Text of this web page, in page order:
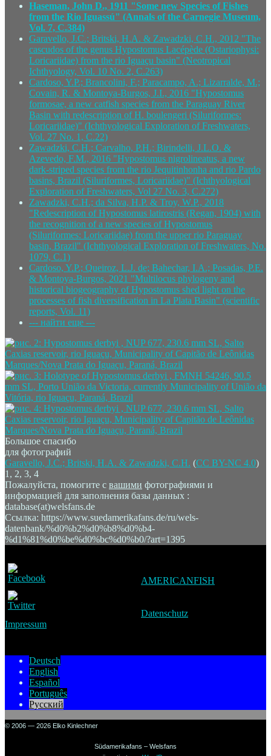
Haseman, John D., 1911 "Some new Species of Fishes
from the Rio Iguassú" (Annals of the Carnegie Museum,
Vol. 7, C.384)
Garavello, J.C.; Britski, H.A. & Zawadzki, C.H., 2012 "The
cascudos of the genus Hypostomus Lacépède (Ostariophysi:
Loricariidae) from the rio Iguaçu basin" (Neotropical
Ichthyology, Vol. 10 No. 2, C.263)
Cardoso, Y.P.; Brancolini, F.; Paracampo, A.; Lizarralde, M.;
Covain, R. & Montoya-Burgos, J.I., 2016 "Hypostomus
formosae, a new catfish species from the Paraguay River
Basin with redescription of H. boulengeri (Siluriformes:
Loricariidae)" (Ichthyological Exploration of Freshwaters,
Vol. 27 No. 1, C.22)
Zawadzki, C.H.; Carvalho, P.H.; Birindelli, J.L.O. &
Azevedo, F.M., 2016 "Hypostomus nigrolineatus, a new
dark-striped species from the rio Jequitinhonha and rio Pardo
basins, Brazil (Siluriformes, Loricariidae)" (Ichthyological
Exploration of Freshwaters, Vol 27 No. 3, C.272)
Zawadzki, C.H.; da Silva, H.P. & Troy, W.P., 2018
"Redescription of Hypostomus latirostris (Regan, 1904) with
the recognition of a new species of Hypostomus
(Siluriformes: Loricariidae) from the upper rio Paraguay
basin, Brazil" (Ichthyological Exploration of Freshwaters, No.
1079, C.1)
Cardoso, Y.P.; Queiroz, L.J. de; Bahechar, I.A.; Posadas, P.E.
& Montoya-Burgos, 2021 "Multilocus phylogeny and
historical biogeography of Hypostomus shed light on the
processes of fish diversification in La Plata Basin" (scientific
reports, Vol. 11)
--- найти еще ---
Большое спасибо
для фотографий
Garavello, J.C.; Britski, H.A. & Zawadzki, C.H. (CC BY-NC 4.0)
1, 2, 3, 4
Пожалуйста, помогите с вашими фотографиями и
информацией для заполнения базы данных :
database(at)welsfans.de
Ссылка: https://www.suedamerikafans.de/ru/wels-
datenbank/%d0%b2%d0%b8%d0%b4-
%d1%81%d0%be%d0%bc%d0%b0/?art=1395
AMERICANFISH
Datenschutz
Impressum
Deutsch
English
Español
Português
Русский
© 2006 — 2026 Elko Kinlechner
Südamerikafans – Welsfans